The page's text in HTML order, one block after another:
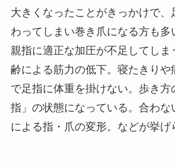
大きくなったことがきっかけで、
わってしまい巻き爪になる方も多
親指に適正な加圧が不足してしま
齢による筋力の低下。寝たきりや
で足指に体重を掛けない。歩き方
指」の状態になっている。合わな
による指・爪の変形。などが挙げ